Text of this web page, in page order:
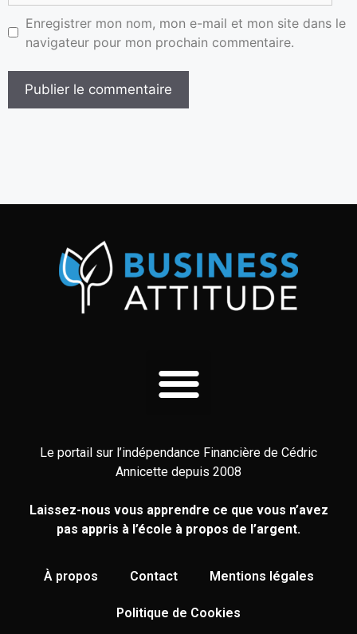
Enregistrer mon nom, mon e-mail et mon site dans le
navigateur pour mon prochain commentaire.
Le portail sur l’indépendance Financière de Cédric
Annicette depuis 2008
Laissez-nous vous apprendre ce que vous n’avez
pas appris à l’école à propos de l’argent.
À propos Contact Mentions légales
Politique de Cookies